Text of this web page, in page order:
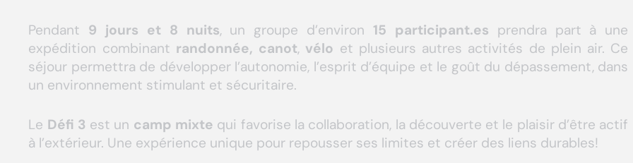
Pendant 9 jours et 8 nuits, un groupe d’environ 15 participant.es prendra part à une
expédition combinant randonnée, canot, vélo et plusieurs autres activités de plein air. Ce
séjour permettra de développer l’autonomie, l’esprit d’équipe et le goût du dépassement, dans
un environnement stimulant et sécuritaire.
Le Défi 3 est un camp mixte qui favorise la collaboration, la découverte et le plaisir d’être actif
à l’extérieur. Une expérience unique pour repousser ses limites et créer des liens durables!